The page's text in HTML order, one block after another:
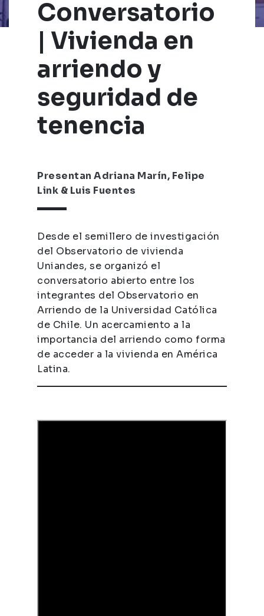
Conversatorio
| Vivienda en
arriendo y
seguridad de
tenencia
Presentan Adriana Marín, Felipe
Link & Luis Fuentes
Desde el semillero de investigación
del Observatorio de vivienda
Uniandes, se organizó el
conversatorio abierto entre los
integrantes del Observatorio en
Arriendo de la Universidad Católica
de Chile. Un acercamiento a la
importancia del arriendo como forma
de acceder a la vivienda en América
Latina.